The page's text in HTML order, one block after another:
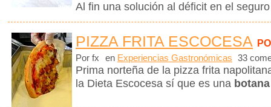
Al fin una solución al déficit en el
PIZZA FRITA ESCOCESA
Por fx en Experiencias Gastronómicas 33
Prima norteña de la pizza frita
la Dieta Escocesa sí que es una